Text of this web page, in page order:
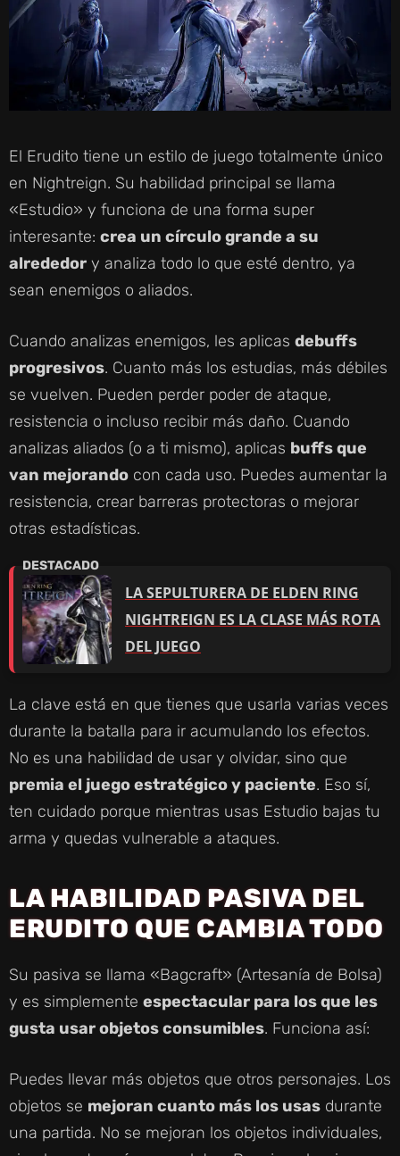
El Erudito tiene un estilo de juego totalmente único
en Nightreign. Su habilidad principal se llama
«Estudio» y funciona de una forma super
interesante: crea un círculo grande a su
alrededor y analiza todo lo que esté dentro, ya
sean enemigos o aliados.
Cuando analizas enemigos, les aplicas debuffs
progresivos. Cuanto más los estudias, más débiles
se vuelven. Pueden perder poder de ataque,
resistencia o incluso recibir más daño. Cuando
analizas aliados (o a ti mismo), aplicas buffs que
van mejorando con cada uso. Puedes aumentar la
resistencia, crear barreras protectoras o mejorar
otras estadísticas.
LA SEPULTURERA DE ELDEN RING
NIGHTREIGN ES LA CLASE MÁS ROTA
DEL JUEGO
La clave está en que tienes que usarla varias veces
durante la batalla para ir acumulando los efectos.
No es una habilidad de usar y olvidar, sino que
premia el juego estratégico y paciente. Eso sí,
ten cuidado porque mientras usas Estudio bajas tu
arma y quedas vulnerable a ataques.
LA HABILIDAD PASIVA DEL
ERUDITO QUE CAMBIA TODO
Su pasiva se llama «Bagcraft» (Artesanía de Bolsa)
y es simplemente espectacular para los que les
gusta usar objetos consumibles. Funciona así:
Puedes llevar más objetos que otros personajes. Los
objetos se mejoran cuanto más los usas durante
una partida. No se mejoran los objetos individuales,